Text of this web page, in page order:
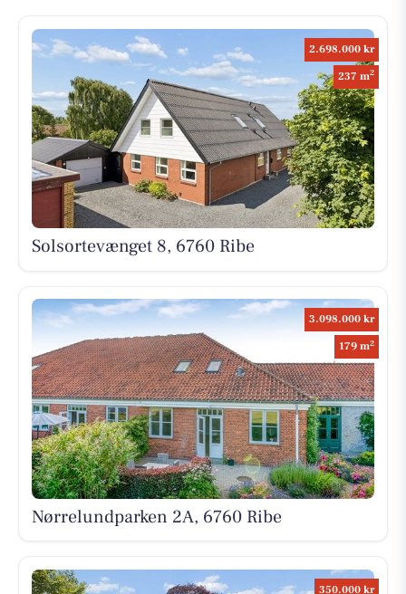
2.698.000 kr
237 m2
Solsortevænget 8, 6760 Ribe
3.098.000 kr
179 m2
Nørrelundparken 2A, 6760 Ribe
350.000 kr